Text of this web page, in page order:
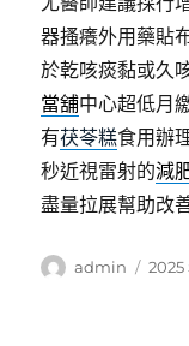
器搔癢外用藥貼
於乾咳痰黏或久
當舖中心超低月
有茯苓糕食用辦
秒近視雷射的減
盡量拉展幫助改
作
admin
發
2025